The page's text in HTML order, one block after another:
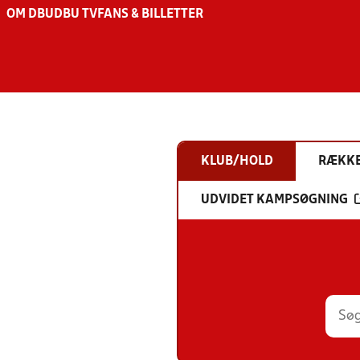
OM DBU DBU TV FANS & BILLETTER
KLUB/HOLD
UDVIDET KAMPSØGNING